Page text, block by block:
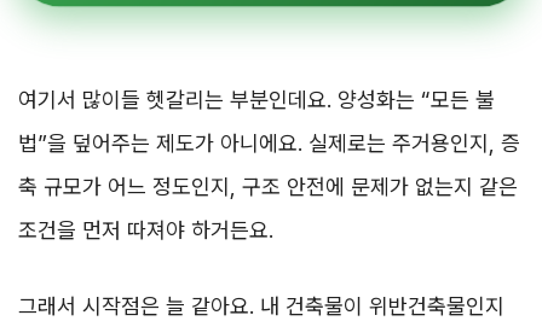
여기서 많이들 헷갈리는 부분인데요. 양성화는 “모든 불
법”을 덮어주는 제도가 아니에요. 실제로는 주거용인지, 증
축 규모가 어느 정도인지, 구조 안전에 문제가 없는지 같은
조건을 먼저 따져야 하거든요.
그래서 시작점은 늘 같아요. 내 건축물이 위반건축물인지